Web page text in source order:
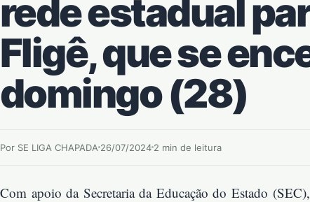
rede estadual
Fligê, que se
domingo (28)
Por SE LIGA CHAPADA 26/07/2024 2 min de leitura
Com apoio da Secretaria da Educação do Estado